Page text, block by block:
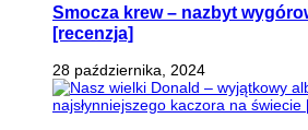
Smocza krew – nazbyt
[recenzja]
28 października, 2024